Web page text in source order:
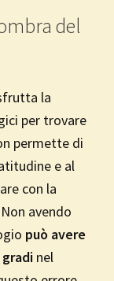
del
la
per trovare
permette di
e al
con la
avendo
può avere
nel